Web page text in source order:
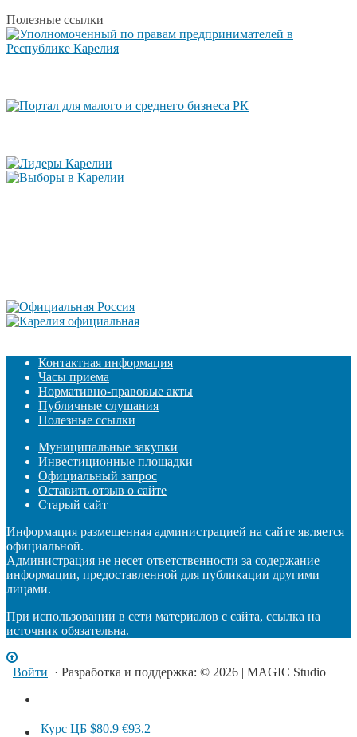
Полезные ссылки
Контактная информация
Часы приема
Нормативно-правовые акты
Публичные слушания
Полезные ссылки
Муниципальные закупки
Инвестиционные площадки
Официальный запрос
Оставить отзыв о сайте
Старый сайт
Информация размещенная администрацией на сайте является
официальной.
Администрация не несет ответственности за содержание
информации, предоставленной для публикации другими
лицами.
При использовании в сети материалов с сайта, ссылка на
источник обязательна.
Войти · Разработка и поддержка: © 2026 | MAGIC Studio
Курс ЦБ $80.9 €93.2